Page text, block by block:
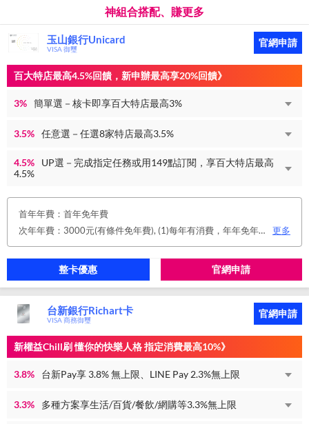
神組合搭配、賺更多
玉山銀行Unicard
VISA 御璽
官網申請
百大特店最高4.5%回饋，新申辦最高享20%回饋》
3% 簡單選－核卡即享百大特店最高3%
3.5% 任意選－任選8家特店最高3.5%
4.5%
UP選－完成指定任務或用149點訂閱，享百大特店最高
4.5%
首年年費：首年免年費
次年年費：3000元(有條件免年費), (1)每年有消費，年年免年費。或(2)同時使用玉山帳戶自動扣繳信用卡款及帳單e化期間享免年費優惠。
更多
整卡優惠 官網申請
台新銀行Richart卡
VISA 商務御璽
官網申請
新權益Chill刷 懂你的快樂人格 指定消費最高10%》
3.8% 台新Pay享 3.8% 無上限、LINE Pay 2.3%無上限
3.3% 多種方案享生活/百貨/餐飲/網購等3.3%無上限